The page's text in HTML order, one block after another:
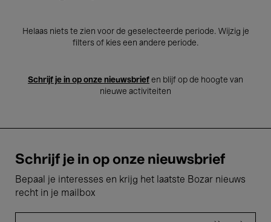
Helaas niets te zien voor de geselecteerde periode. Wijzig je
filters of kies een andere periode.
Schrijf je in op onze nieuwsbrief en blijf op de hoogte van
nieuwe activiteiten
Schrijf je in op onze nieuwsbrief
Bepaal je interesses en krijg het laatste Bozar nieuws
recht in je mailbox